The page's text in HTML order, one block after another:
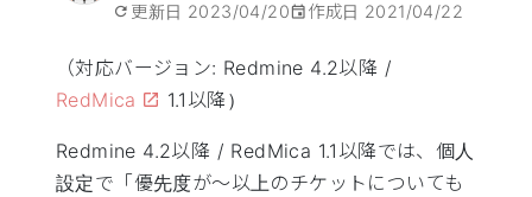
更新日 2023/04/20 作成日 2021/04/22
（対応バージョン: Redmine 4.2以降 /
RedMica
1.1以降）
Redmine 4.2以降 / RedMica 1.1以降では、個人
設定で「優先度が〜以上のチケットについても